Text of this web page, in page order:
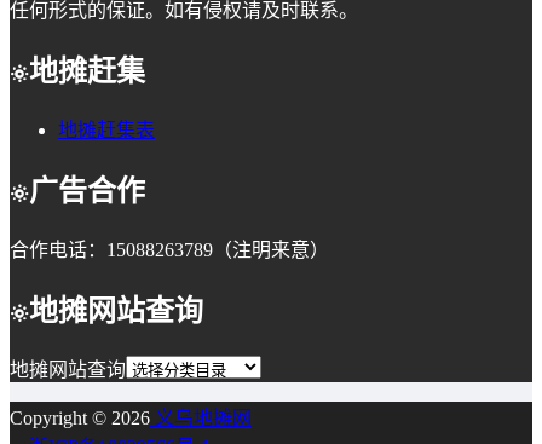
任何形式的保证。如有侵权请及时联系。
地摊赶集
地摊赶集表
广告合作
合作电话：15088263789（注明来意）
地摊网站查询
地摊网站查询
Copyright © 2026 义乌地摊网